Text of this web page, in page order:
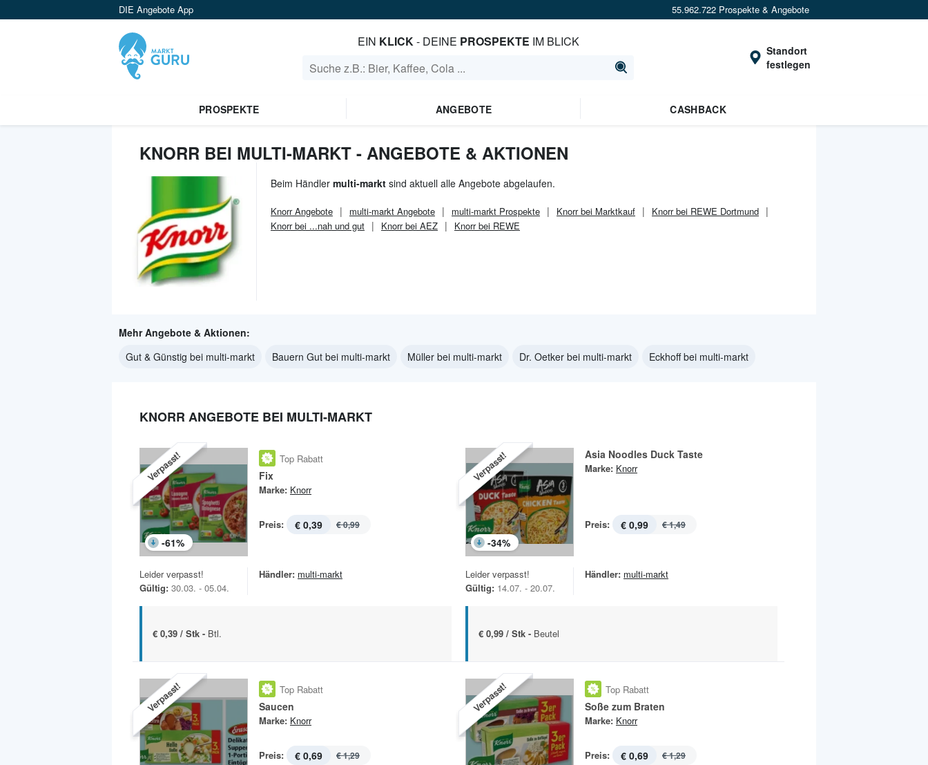
DIE Angebote App 55.962.722 Prospekte & Angebote
EIN KLICK- DEINE PROSPEKTE IM BLICK
Standort
festlegen
PROSPEKTE ANGEBOTE CASHBACK
KNORR BEI MULTI-MARKT - ANGEBOTE & AKTIONEN
Beim Händler multi-markt sind aktuell alle Angebote abgelaufen.
KnorrAngebote multi-markt Angebote multi-markt Prospekte Knorr bei Marktkauf
Knorr bei REWE Dortmund
Knorr bei ...nah und gut
Knorr bei AEZ Knorr bei REWE
Mehr Angebote & Aktionen:
Gut & Günstig bei multi-markt
Bauern Gut bei multi-markt Müller bei multi-markt Dr. Oetker bei multi-markt Eckhoff bei multi-markt
KNORR ANGEBOTE BEI MULTI-MARKT
Verpasst!
-61%
Top Rabatt
Fix
Marke: Knorr
Preis: € 0,39 € 0,99
Leider verpasst!
Gültig: 30.03. - 05.04.
Händler: multi-markt
€ 0,39 / Stk - Btl.
Verpasst!
-34%
Asia Noodles Duck Taste
Marke: Knorr
Preis: € 0,99 € 1,49
Leider verpasst!
Gültig: 14.07. - 20.07.
Händler: multi-markt
€ 0,99 / Stk - Beutel
Verpasst! Top Rabatt
Saucen
Marke: Knorr
Preis: € 0,69 € 1,29
Verpasst! Top Rabatt
Soße zum Braten
Marke: Knorr
Preis: € 0,69 € 1,29